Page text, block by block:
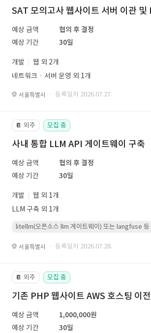
SAT 모의고사 웹사이트 서버 이관 및
예상 금액
협의 후 결정
예상 기간
30일
개발
웹 외 2개
네트워크ㆍ서버 운영 외 1개
서울특별시 · 등록일자 2026.07.27.
📔 외주 모집 중
사내 통합 LLM API 게이트웨이 구축
예상 금액
협의 후 결정
예상 기간
30일
개발
웹 외 1개
LLM 구축 외 1개
litellm(오픈소스 llm 게이트웨이) 또는 langfuse 등
서울특별시 · 등록일자 2026.07.28.
📔 외주 모집 중
기존 PHP 웹사이트 AWS 호스팅 이전
예상 금액
1,000,000원
예상 기간
30일